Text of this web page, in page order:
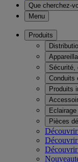
Que cherchez-
Menu
Produits
Sécurité,
Conduits
Produits
Eclairage
Pièces
Découvrir